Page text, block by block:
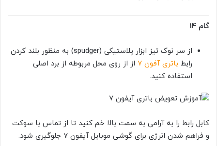
گام 14
از سر نوک تیز ابزار پلاستیکی (spudger) به منظور بلند کردن
رابط باتری آفون 7
از از روی محل مربوطه از برد اصلی
استفاده کنید.
کابل رابط را به آرامی به سمت بالا خم کنید تا از تماس با سوکت
و فراهم شدن انرژی برای گوشی موبایل آیفون 7 جلوگیری شود.